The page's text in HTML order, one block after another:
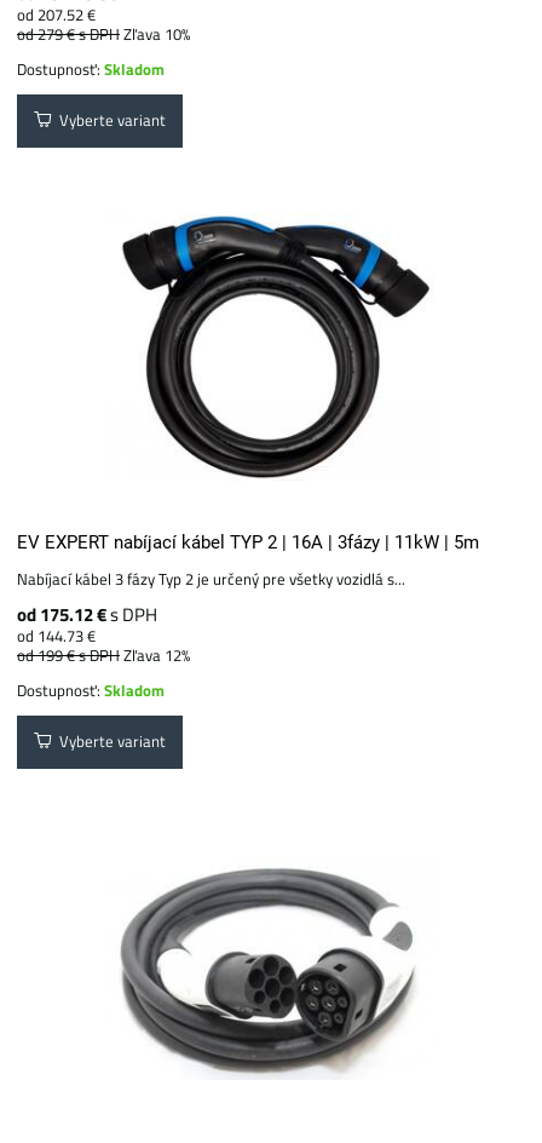
od 207.52 €
od 279 €s DPHZľava 10%
Dostupnosť:Skladom
Vyberte variant
EV EXPERT nabíjací kábel TYP 2 | 16A | 3fázy | 11kW | 5m
Nabíjací kábel 3 fázy Typ 2 je určený pre všetky vozidlá s...
od 175.12 €s DPH
od 144.73 €
od 199 €s DPHZľava 12%
Dostupnosť:Skladom
Vyberte variant